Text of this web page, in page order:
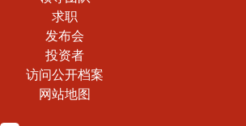
求职
发布会
投资者
访问公开档案
网站地图